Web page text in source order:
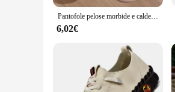
Pantofole pelose morbide e calde incrociate da donna Tacchi piatti leggeri Scivoli in pelliccia Donna Autunno Inverno Punta aperta Scarpe da pavimento per la casa antiscivolo
6,02€